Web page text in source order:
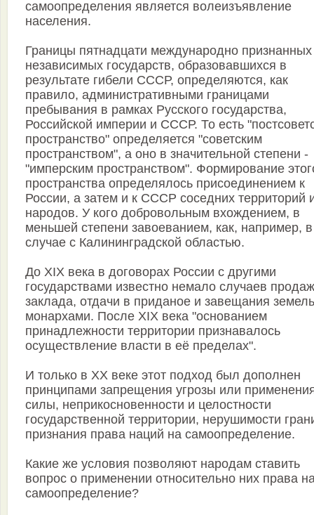
самоопределения является волеизъявление
населения.
Границы пятнадцати международно признанных
независимых государств, образовавшихся в
результате гибели СССР, определяются, как
правило, административными границами
пребывания в рамках Русского государства,
Российской империи и СССР. То есть
пространство" определяется "советским
пространством", а оно в значительной степени -
"имперским пространством". Формирование
пространства определялось присоединением к
России, а затем и к СССР соседних территорий
народов. У кого добровольным вхождением, в
меньшей степени завоеванием, как, например, в
случае с Калининградской областью.
До XIX века в договорах России с другими
государствами известно немало случаев
заклада, отдачи в приданое и завещания земель
монархами. После XIX века "основанием
принадлежности территории признавалось
осуществление власти в её пределах".
И только в XX веке этот подход был дополнен
принципами запрещения угрозы или
силы, неприкосновенности и целостности
государственной территории, нерушимости
признания права наций на самоопределение.
Какие же условия позволяют народам ставить
вопрос о применении относительно них права
самоопределение?